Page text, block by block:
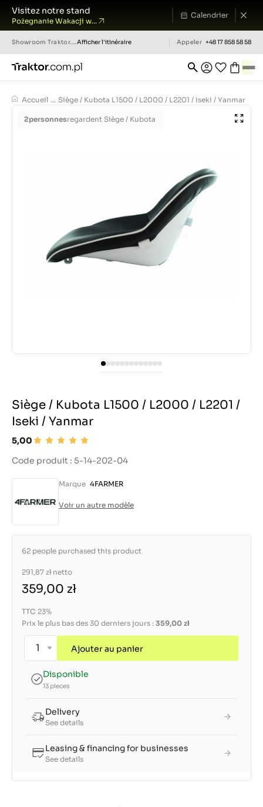
Visitez notre stand
Pożegnanie Wakacji w...
Calendrier
Showroom Traktor.com.pl Afficher l'itinéraire Appeler +48 17 858 58 58
Accueil ... Siège / Kubota L1500 / L2000 / L2201 / Iseki / Yanmar
2personnesregardent Siège / Kubota
Siège / Kubota L1500 / L2000 / L2201 /
Iseki / Yanmar
5,00
Code produit : 5-14-202-04
Marque 4FARMER
Voir un autre modèle
62 people purchased this product
291,87 zł netto
359,00 zł
TTC 23%
Prix le plus bas des 30 derniers jours : 359,00 zł
Ajouter au panier
Disponible
13 pieces
Delivery
See details
Leasing & financing for businesses
See details